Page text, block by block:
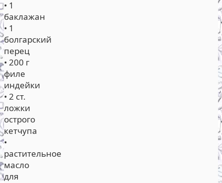
• 1
баклажан
• 1
болгарский
перец
• 200 г
филе
индейки
• 2 ст.
ложки
острого
кетчупа
•
растительное
масло
для